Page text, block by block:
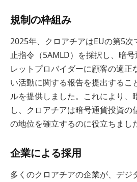
規制の枠組み
2025年、クロアチアはEUの第5
止指令（5AMLD）を採択し、暗
レットプロバイダーに顧客の適正
い活動に関する報告を提出するこ
ルを提供しました。これにより、
し、クロアチアは暗号通貨投資の
の地位を確立するのに役立ちまし
企業による採用
多くのクロアチアの企業が、デジ